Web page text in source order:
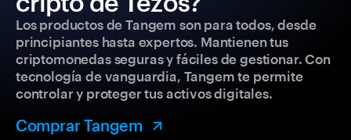
Los productos de Tangem son para todos, desde
principiantes hasta expertos. Mantienen tus
criptomonedas seguras y fáciles de gestionar. Con
tecnología de vanguardia, Tangem te permite
controlar y proteger tus activos digitales.
Comprar Tangem